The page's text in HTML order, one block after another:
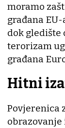
moramo
građana
dok
terorizam
građana
Hitni
Povjerenica
obrazovanje